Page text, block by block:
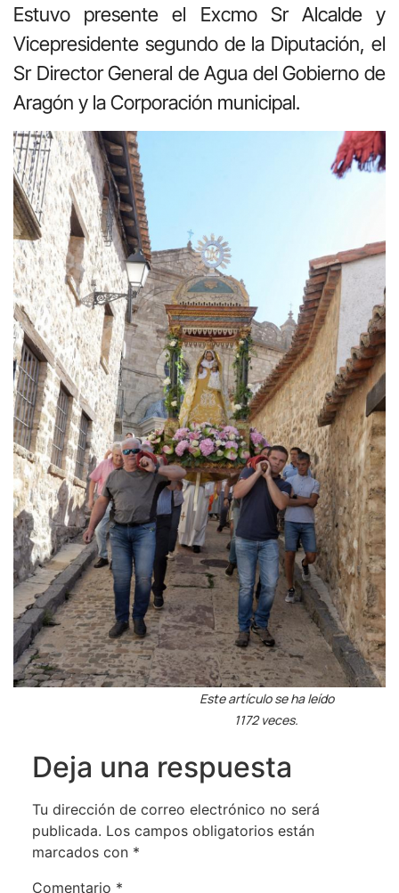
Estuvo presente el Excmo Sr Alcalde y
Vicepresidente segundo de la Diputación, el
Sr Director General de Agua del Gobierno de
Aragón y la Corporación municipal.
Este artículo se ha leído
1172 veces.
Deja una respuesta
Tu dirección de correo electrónico no será
publicada. Los campos obligatorios están
marcados con *
Comentario *